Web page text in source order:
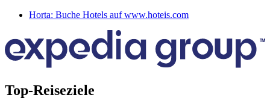
Horta: Buche Hotels auf www.hoteis.com
Top-Reiseziele